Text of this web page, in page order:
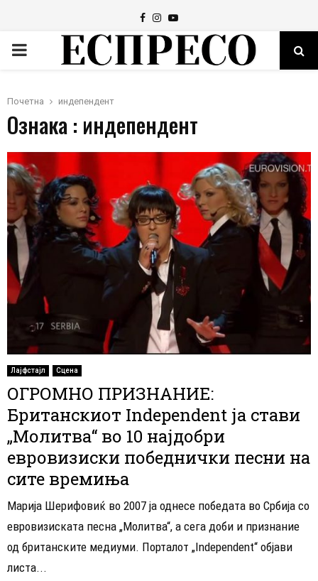
Facebook
Instagram
Youtube
PRIMARY
Почетна индепендент
Ознака : индепендент
Лајфстајл Сцена
ОГРОМНО ПРИЗНАНИЕ:
Британскиот Independent ја стави
„Молитва“ во 10 најдобри
евровизиски победнички песни на
сите времиња
Марија Шерифовиќ во 2007 ја однесе победата во Србија со
евровизиската песна „Молитва“, а сега доби и признание
од британските медиуми. Порталот „Independent“ објави
листа...